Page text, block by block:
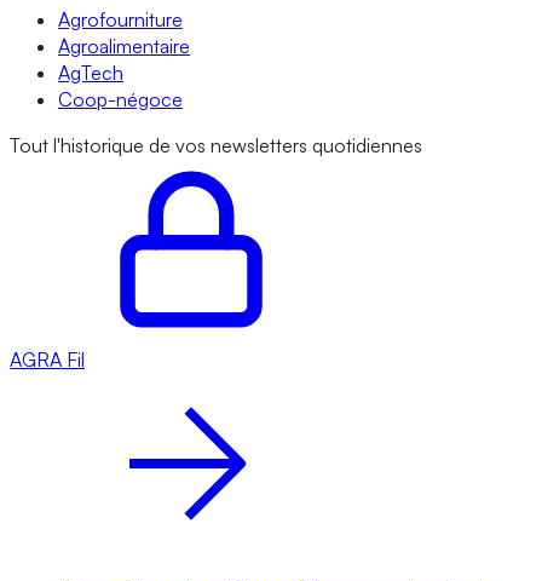
Agrofourniture
Agroalimentaire
AgTech
Coop-négoce
Tout l'historique de vos newsletters quotidiennes
AGRA Fil